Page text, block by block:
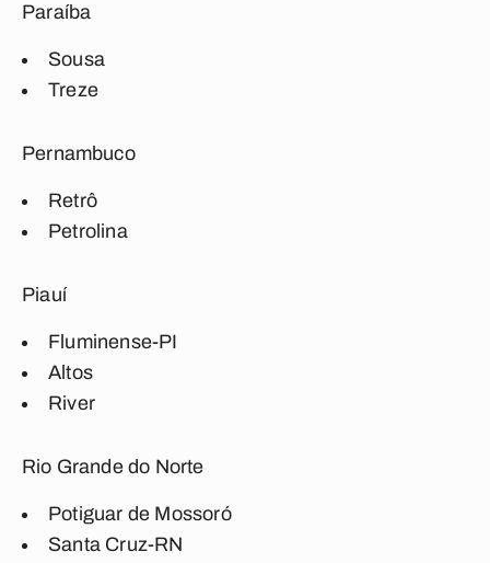
Paraíba
Sousa
Treze
Pernambuco
Retrô
Petrolina
Piauí
Fluminense-PI
Altos
River
Rio Grande do Norte
Potiguar de Mossoró
Santa Cruz-RN